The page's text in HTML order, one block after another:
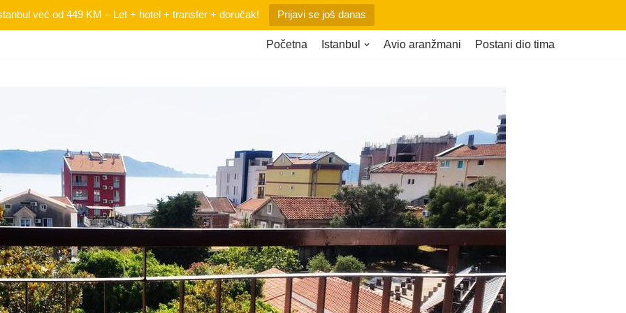
već od 449 KM – Let + hotel + transfer + doručak! Prijavi se još danas
Početna Istanbul Avio aranžmani Postani dio tima